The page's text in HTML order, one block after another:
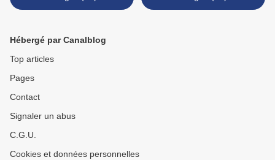
Hébergé par Canalblog
Top articles
Pages
Contact
Signaler un abus
C.G.U.
Cookies et données personnelles